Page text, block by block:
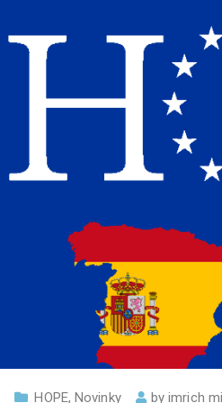
HOPE,Novinky byimrich